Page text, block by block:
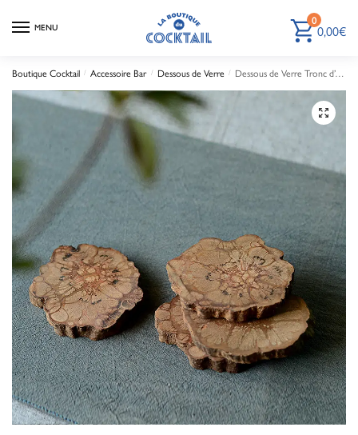
MENU 0
0,00€
Boutique Cocktail / Accessoire Bar / Dessous de Verre / Dessous de Verre Tronc d’Arbre
🔍